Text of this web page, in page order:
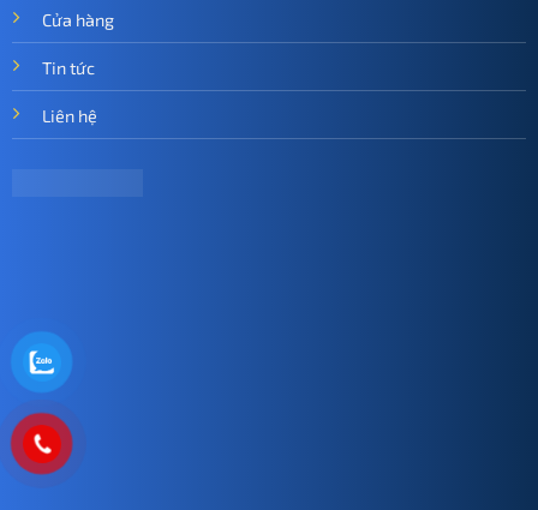
Cửa hàng
Tin tức
Liên hệ